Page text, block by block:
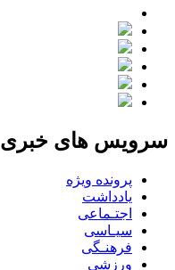
سرویس های خبری
پرونده ویژه
یادداشت
اجتـماعی
سیـاسی
فرهنـگی
ورزشی